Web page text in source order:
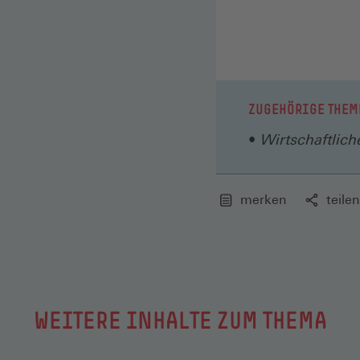
ZUGEHÖRIGE
merken teilen
WEITERE INHALTE ZUM THEMA